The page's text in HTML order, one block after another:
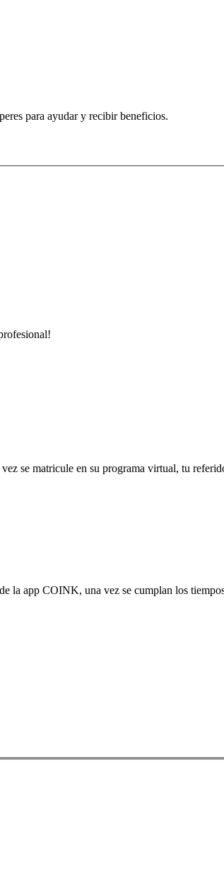
para ayudar y recibir beneficios.
se matricule en su programa virtual, tu
la app COINK, una vez se cumplan los